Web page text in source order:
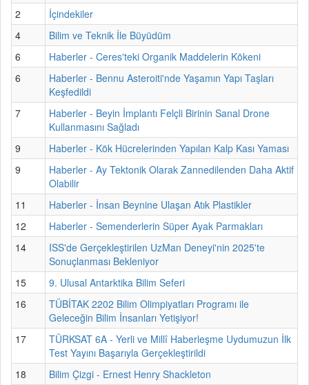
2
İçindekiler
4
Bilim ve Teknik İle Büyüdüm
6
Haberler - Ceres'teki Organik Maddelerin Kökeni
6
Haberler - Bennu Asteroiti'nde Yaşamın Yapı Taşları
Keşfedildi
7
Haberler - Beyin İmplantı Felçli Birinin Sanal Drone
Kullanmasını Sağladı
9
Haberler - Kök Hücrelerinden Yapılan Kalp Kası Yaması
9
Haberler - Ay Tektonik Olarak Zannedilenden Daha Aktif
Olabilir
11
Haberler - İnsan Beynine Ulaşan Atık Plastikler
12
Haberler - Semenderlerin Süper Ayak Parmakları
14
ISS'de Gerçekleştirilen UzMan Deneyi'nin 2025'te
Sonuçlanması Bekleniyor
15
9. Ulusal Antarktika Bilim Seferi
16
TÜBİTAK 2202 Bilim Olimpiyatları Programı ile
Geleceğin Bilim İnsanları Yetişiyor!
17
TÜRKSAT 6A - Yerli ve Millî Haberleşme Uydumuzun İlk
Test Yayını Başarıyla Gerçekleştirildi
18
Bilim Çizgi - Ernest Henry Shackleton